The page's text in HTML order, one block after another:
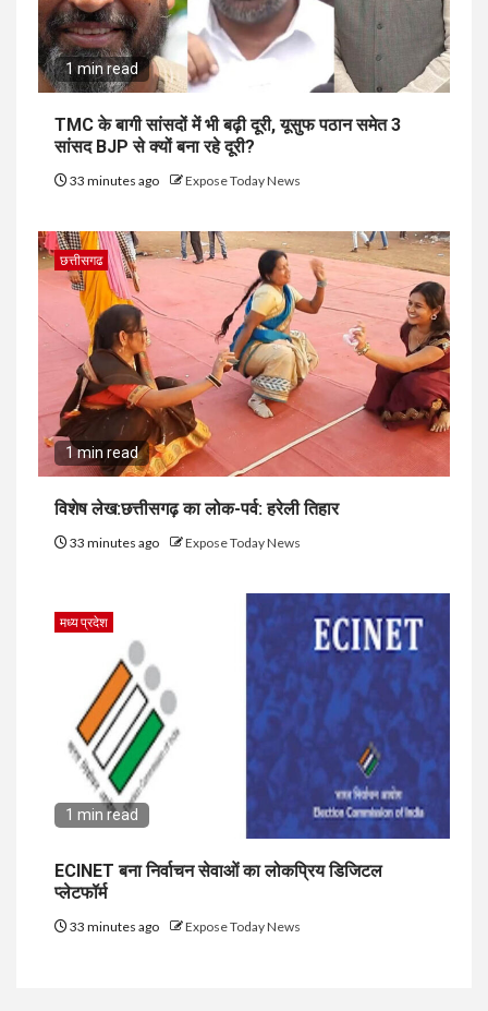
1 min read
TMC के बागी सांसदों में भी बढ़ी दूरी, यूसुफ पठान समेत 3
सांसद BJP से क्यों बना रहे दूरी?
33 minutes ago Expose Today News
छत्तीसगढ
1 min read
विशेष लेख:छत्तीसगढ़ का लोक-पर्व: हरेली तिहार
33 minutes ago Expose Today News
मध्य प्रदेश
1 min read
ECINET बना निर्वाचन सेवाओं का लोकप्रिय डिजिटल
प्लेटफॉर्म
33 minutes ago Expose Today News